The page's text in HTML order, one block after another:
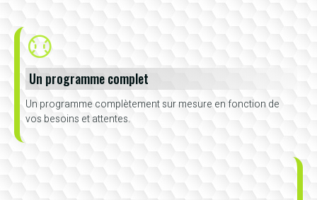
Un programme complet
Un programme complètement sur mesure en fonction de
vos besoins et attentes.